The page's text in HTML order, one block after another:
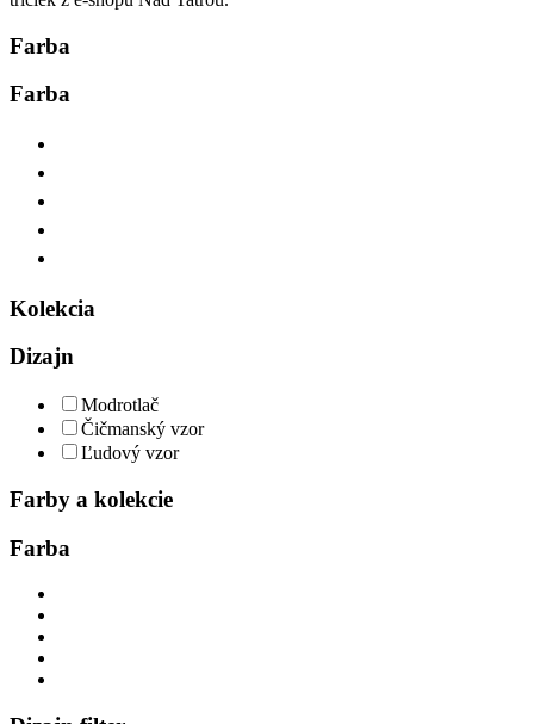
Farba
Farba
Kolekcia
Dizajn
Modrotlač
Čičmanský vzor
Ľudový vzor
Farby a kolekcie
Farba